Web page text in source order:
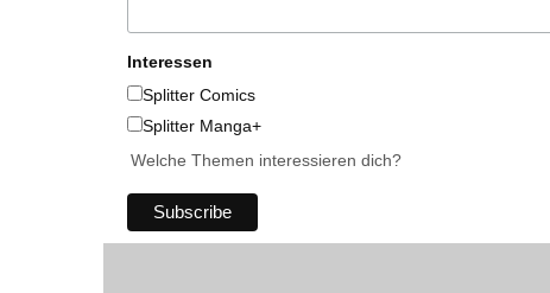
Interessen
Splitter Comics
Splitter Manga+
Welche Themen interessieren dich?